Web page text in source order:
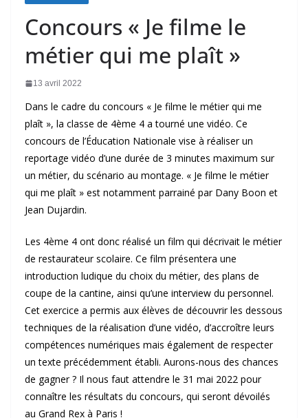
Concours « Je filme le
métier qui me plaît »
13 avril 2022
Dans le cadre du concours « Je filme le métier qui me
plaît », la classe de 4ème 4 a tourné une vidéo. Ce
concours de l’Éducation Nationale vise à réaliser un
reportage vidéo d’une durée de 3 minutes maximum sur
un métier, du scénario au montage. « Je filme le métier
qui me plaît » est notamment parrainé par Dany Boon et
Jean Dujardin.
Les 4ème 4 ont donc réalisé un film qui décrivait le métier
de restaurateur scolaire. Ce film présentera une
introduction ludique du choix du métier, des plans de
coupe de la cantine, ainsi qu’une interview du personnel.
Cet exercice a permis aux élèves de découvrir les dessous
techniques de la réalisation d’une vidéo, d’accroître leurs
compétences numériques mais également de respecter
un texte précédemment établi. Aurons-nous des chances
de gagner ? Il nous faut attendre le 31 mai 2022 pour
connaître les résultats du concours, qui seront dévoilés
au Grand Rex à Paris !